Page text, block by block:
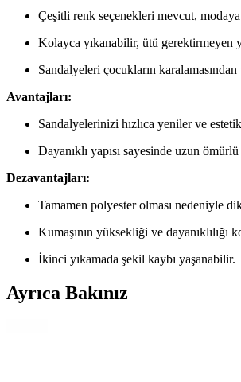
Çeşitli renk seçenekleri mevcut,
Kolayca yıkanabilir, ütü gerektirmeyen
Sandalyeleri çocukların
Avantajları:
Sandalyelerinizi hızlıca yeniler ve
Dayanıklı yapısı sayesinde uzun
Dezavantajları:
Tamamen polyester olması nedeniyle
Kumaşının yüksekliği ve dayanıklılığı
İkinci yıkamada şekil kaybı yaşanabilir.
Ayrıca Bakınız
Faiend Likralı ve Tuchmall Kadife
Faiend Likralı ve Tuchmall Kadife sandalye